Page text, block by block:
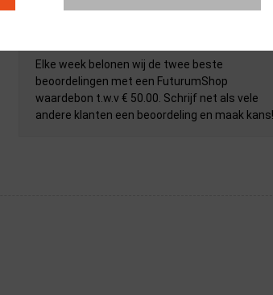
Elke week belonen wij de twee beste
beoordelingen met een FuturumShop
waardebon t.w.v € 50.00. Schrijf net als vele
andere klanten een beoordeling en maak kans!